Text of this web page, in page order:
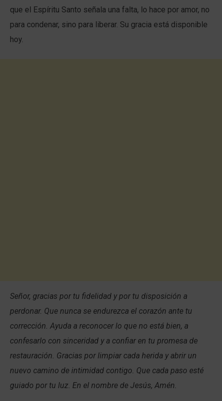
que el Espíritu Santo señala una falta, lo hace por amor, no
para condenar, sino para liberar. Su gracia está disponible
hoy.
Señor, gracias por tu fidelidad y por tu disposición a
perdonar. Que nunca se endurezca el corazón ante tu
corrección. Ayuda a reconocer lo que no está bien, a
confesarlo con sinceridad y a confiar en tu promesa de
restauración. Gracias por limpiar cada herida y abrir un
nuevo camino de intimidad contigo. Que cada paso esté
guiado por tu luz. En el nombre de Jesús, Amén.